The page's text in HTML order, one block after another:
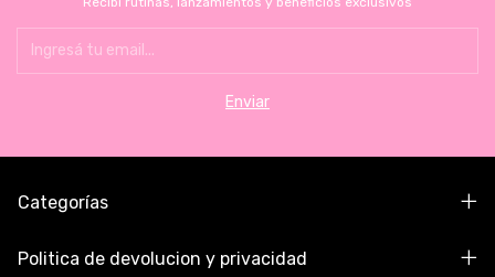
Categorías
Politica de devolucion y privacidad